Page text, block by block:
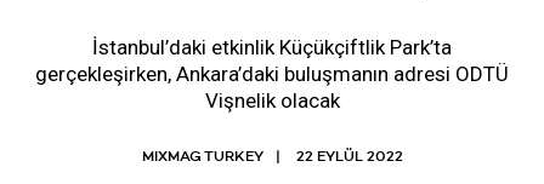
İstanbul’daki etkinlik Küçükçiftlik Park’ta
gerçekleşirken, Ankara’daki buluşmanın adresi ODTÜ
Vişnelik olacak
MIXMAG TURKEY 22 EYLÜL 2022